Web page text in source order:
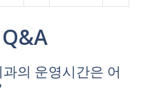
의 운영시간은 어